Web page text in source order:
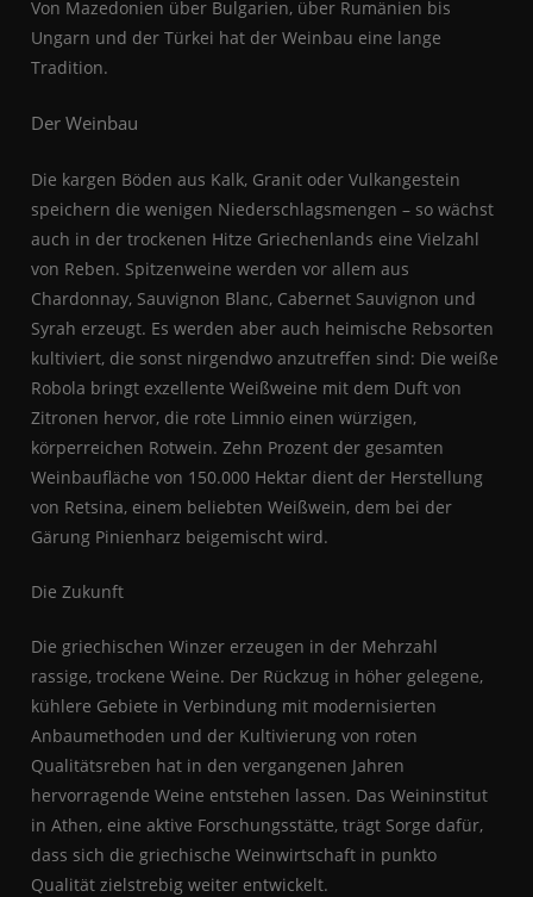
Von Mazedonien über Bulgarien, über Rumänien bis
Ungarn und der Türkei hat der Weinbau eine lange
Tradition.
Der Weinbau
Die kargen Böden aus Kalk, Granit oder Vulkangestein
speichern die wenigen Niederschlagsmengen – so wächst
auch in der trockenen Hitze Griechenlands eine Vielzahl
von Reben. Spitzenweine werden vor allem aus
Chardonnay, Sauvignon Blanc, Cabernet Sauvignon und
Syrah erzeugt. Es werden aber auch heimische Rebsorten
kultiviert, die sonst nirgendwo anzutreffen sind: Die weiße
Robola bringt exzellente Weißweine mit dem Duft von
Zitronen hervor, die rote Limnio einen würzigen,
körperreichen Rotwein. Zehn Prozent der gesamten
Weinbaufläche von 150.000 Hektar dient der Herstellung
von Retsina, einem beliebten Weißwein, dem bei der
Gärung Pinienharz beigemischt wird.
Die Zukunft
Die griechischen Winzer erzeugen in der Mehrzahl
rassige, trockene Weine. Der Rückzug in höher gelegene,
kühlere Gebiete in Verbindung mit modernisierten
Anbaumethoden und der Kultivierung von roten
Qualitätsreben hat in den vergangenen Jahren
hervorragende Weine entstehen lassen. Das Weininstitut
in Athen, eine aktive Forschungsstätte, trägt Sorge dafür,
dass sich die griechische Weinwirtschaft in punkto
Qualität zielstrebig weiter entwickelt.